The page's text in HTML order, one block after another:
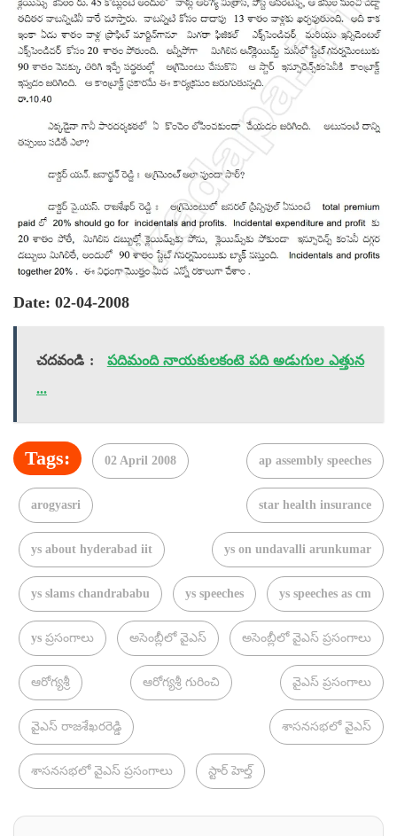
Date: 02-04-2008
చదవండి :
పదిమంది నాయకులకంటె పది అడుగుల ఎత్తున
...
Tags: 02 April 2008 ap assembly speeches
arogyasri star health insurance
ys about hyderabad iit ys on undavalli arunkumar
ys slams chandrababu ys speeches ys speeches as cm
ys ప్రసంగాలు అసెంబ్లీలో వైఎస్ అసెంబ్లీలో వైఎస్ ప్రసంగాలు
ఆరోగ్యశ్రీ ఆరోగ్యశ్రీ గురించి వైఎస్ ప్రసంగాలు
వైఎస్ రాజశేఖరరెడ్డి శాసనసభలో వైఎస్
శాసనసభలో వైఎస్ ప్రసంగాలు స్టార్ హెల్త్